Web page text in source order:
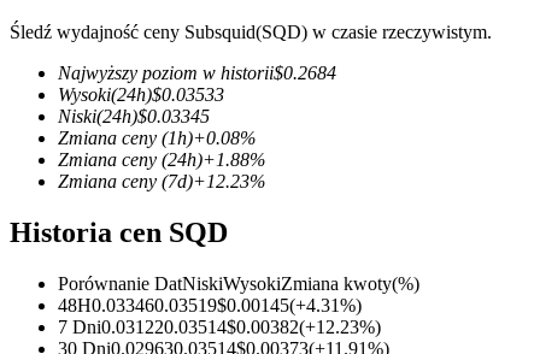
TradFi
Instrumenty pochodne na akcje, forex, metale szlachetne i
Śledź wydajność ceny Subsquid(SQD) w czasie rzeczywistym.
Najwyższy poziom w historii$0.2684
Wysoki(24h)$0.03533
Niski(24h)$0.03345
Zmiana ceny (1h)+0.08%
Zmiana ceny (24h)+1.88%
Zmiana ceny (7d)+12.23%
Historia cen SQD
Porównanie DatNiskiWysokiZmiana kwoty(%)
48H0.033460.03519$0.00145(+4.31%)
7 Dni0.031220.03514$0.00382(+12.23%)
30 Dni0.029630.03514$0.00373(+11.91%)